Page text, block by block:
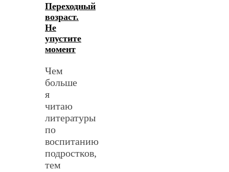
Переходный
возраст.
Не
упустите
момент
Чем
больше
я
читаю
литературы
по
воспитанию
подростков,
тем